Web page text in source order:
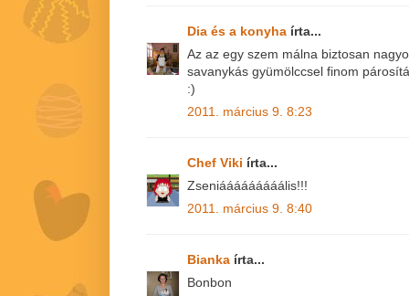
Dia és a konyha írta...
Az az egy szem málna biztosan
savanykás gyümölccsel finom
:)
2011. március 9. 8:23
Chef Viki írta...
Zseniááááááááális!!!
2011. március 9. 8:40
Bianka írta...
Bonbon